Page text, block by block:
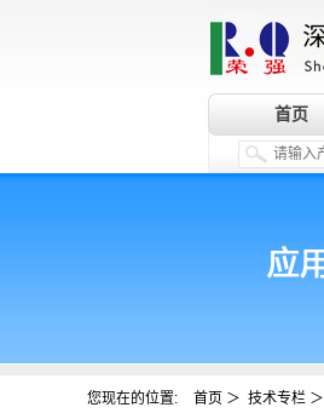
首页
您现在的位置: 首页 ＞ 技术专栏 ＞